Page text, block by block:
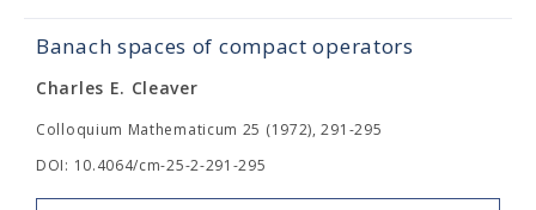
Banach spaces of compact operators
Charles E. Cleaver
Colloquium Mathematicum 25 (1972), 291-295
DOI: 10.4064/cm-25-2-291-295